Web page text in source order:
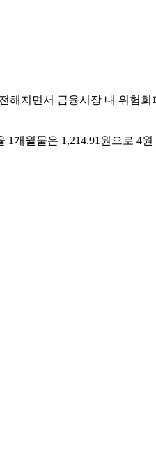
지면서 금융시장 내 위험
개월물은 1,214.91원으로 4